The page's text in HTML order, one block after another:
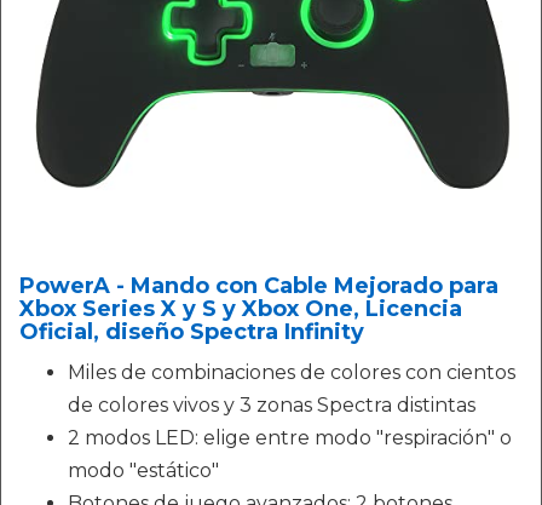
PowerA - Mando con Cable Mejorado para
Xbox Series X y S y Xbox One, Licencia
Oficial, diseño Spectra Infinity
Miles de combinaciones de colores con cientos
de colores vivos y 3 zonas Spectra distintas
2 modos LED: elige entre modo "respiración" o
modo "estático"